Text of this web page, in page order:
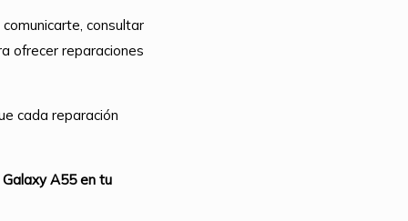
consultar
ofrecer reparaciones
cada reparación
A55 en tu